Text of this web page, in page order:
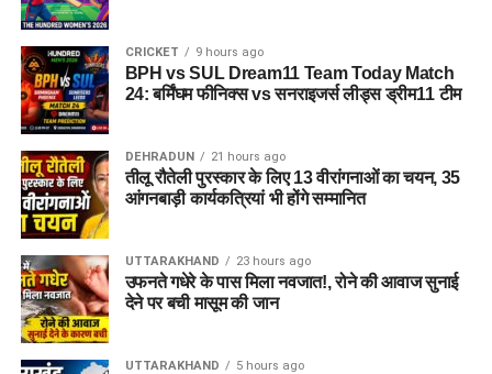
CRICKET 9 hours ago
BPH vs SUL Dream11 Team Today Match
24: बर्मिंघम फीनिक्स vs सनराइजर्स लीड्स ड्रीम11 टीम
DEHRADUN 21 hours ago
तीलू रौतेली पुरस्कार के लिए 13 वीरांगनाओं का चयन, 35
आंगनबाड़ी कार्यकत्रियां भी होंगे सम्मानित
UTTARAKHAND 23 hours ago
उफनते गधेरे के पास मिला नवजात!, रोने की आवाज सुनाई
देने पर बची मासूम की जान
UTTARAKHAND 5 hours ago